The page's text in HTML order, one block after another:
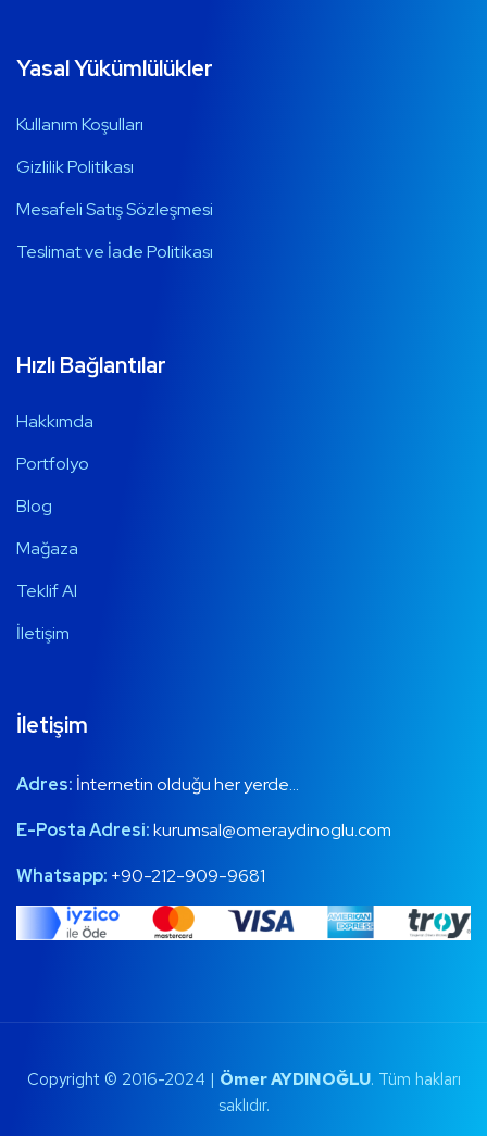
Yasal Yükümlülükler
Kullanım Koşulları
Gizlilik Politikası
Mesafeli Satış Sözleşmesi
Teslimat ve İade Politikası
Hızlı Bağlantılar
Hakkımda
Portfolyo
Blog
Mağaza
Teklif Al
İletişim
İletişim
Adres: İnternetin olduğu her yerde…
E-Posta Adresi:kurumsal@omeraydinoglu.com
Whatsapp: +90-212-909-9681
Copyright © 2016-2024 | Ömer AYDINOĞLU. Tüm hakları
saklıdır.